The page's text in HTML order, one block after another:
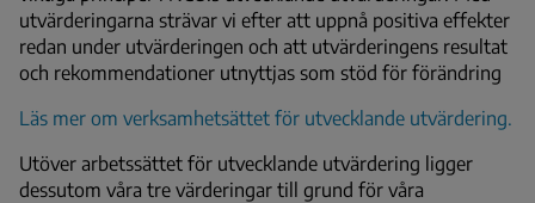
utvärderingarna strävar vi efter att uppnå positiva effekter
redan under utvärderingen och att utvärderingens resultat
och rekommendationer utnyttjas som stöd för förändring
Läs mer om verksamhetsättet för utvecklande utvärdering.
Utöver arbetssättet för utvecklande utvärdering ligger
dessutom våra tre värderingar till grund för våra